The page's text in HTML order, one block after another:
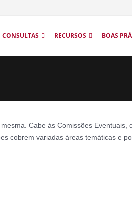
CONSULTAS RECURSOS BOAS
Cabe às Comissões Eventuais,
cobrem variadas áreas temáticas e